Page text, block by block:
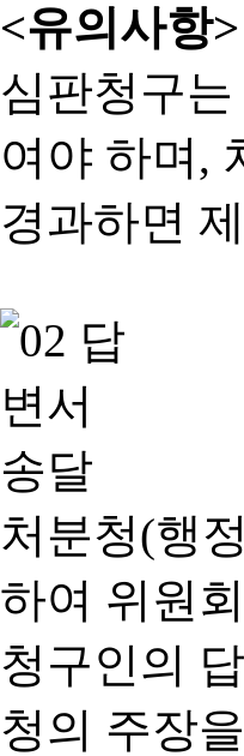
<유의사항>
심판청구
여야 하며,
경과하면
처분청(행
하여 위원
청구인의
청의 주장